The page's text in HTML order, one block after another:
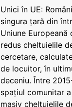
Unici în UE:
singura țară din
Uniune Europeană
redus cheltuielile
cercetare,
de locuitor, în
deceniu. Între
spațiul comunitar
masiv cheltuielile